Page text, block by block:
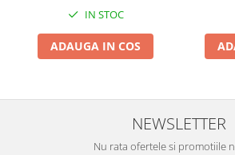
Aparate de spalat cu presiune si
Accesorii aparatele de spalat cu
Articole si accesorii pentru baie
IN STOC
ADAUGA IN COS
NEWSLETTER
Nu rata ofertele si promotiile